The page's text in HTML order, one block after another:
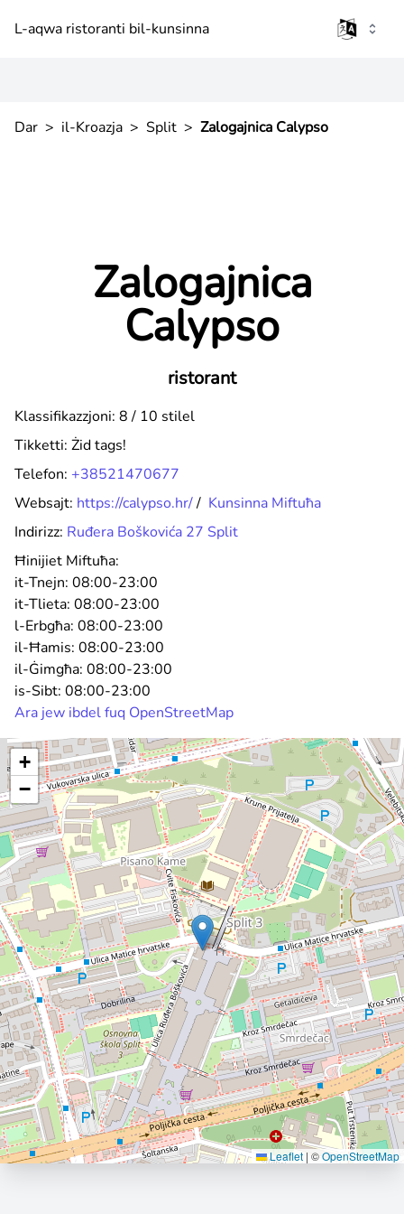
L-aqwa ristoranti bil-kunsinna
Dar > il-Kroazja > Split > Zalogajnica Calypso
Zalogajnica
Calypso
ristorant
Klassifikazzjoni: 8 / 10 stilel
Tikketti: Żid tags!
Telefon: +38521470677
Websajt: https://calypso.hr// Kunsinna Miftuħa
Indirizz: Ruđera Boškovića 27 Split
Ħinijiet Miftuħa:
it-Tnejn: 08:00-23:00
it-Tlieta: 08:00-23:00
l-Erbgħa: 08:00-23:00
il-Ħamis: 08:00-23:00
il-Ġimgħa: 08:00-23:00
is-Sibt: 08:00-23:00
Ara jew ibdel fuq OpenStreetMap
+
−
Leaflet | ©OpenStreetMap